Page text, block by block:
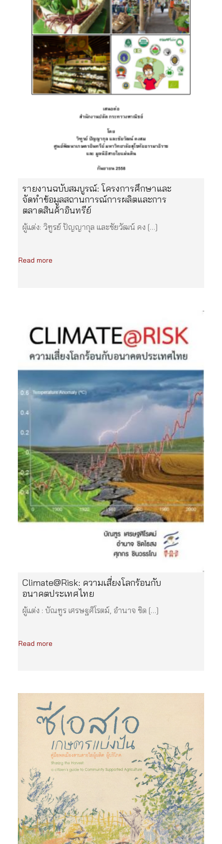
รายงานฉบับสมบูรณ์: โครงการศึกษาและ
จัดทำข้อมูลสถานการณ์การผลิตและการ
ตลาดสินค้าอินทรีย์
ผู้แต่ง: วิฑูรย์ ปัญญากุล และชัยวัฒน์ คง […]
Read more
Climate@Risk: ความเสี่ยงโลกร้อนกับ
อนาคตประเทศไทย
ผู้แต่ง : บัณฑูร เศรษฐศิโรตม์, อำนาจ ชิด […]
Read more